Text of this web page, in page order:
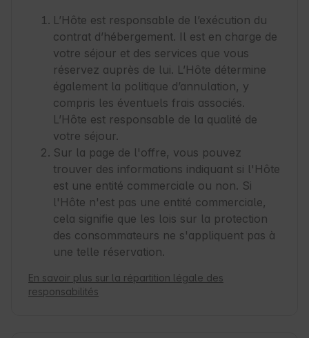
L’Hôte est responsable de l’exécution du
contrat d’hébergement. Il est en charge de
votre séjour et des services que vous
réservez auprès de lui. L’Hôte détermine
également la politique d’annulation, y
compris les éventuels frais associés.
L’Hôte est responsable de la qualité de
votre séjour.
Sur la page de l'offre, vous pouvez
trouver des informations indiquant si l'Hôte
est une entité commerciale ou non. Si
l'Hôte n'est pas une entité commerciale,
cela signifie que les lois sur la protection
des consommateurs ne s'appliquent pas à
une telle réservation.
En savoir plus sur la répartition légale des
responsabilités